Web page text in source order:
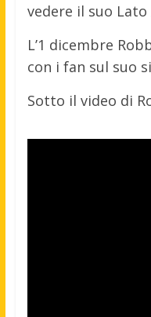
vedere il suo
L’1 dicembre
con i fan sul suo
Sotto il video di